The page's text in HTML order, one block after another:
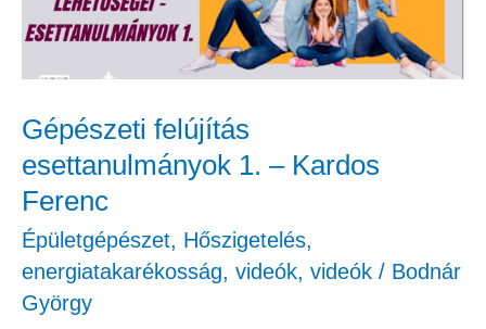
Gépészeti felújítás
esettanulmányok 1. – Kardos
Ferenc
Épületgépészet, Hőszigetelés,
energiatakarékosság, videók, videók / Bodnár
György
Kardos
Ferenc